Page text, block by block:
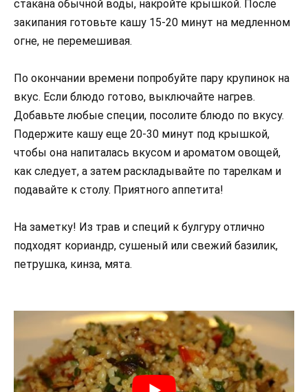
стакана обычной воды, накройте крышкой. После
закипания готовьте кашу 15-20 минут на медленном
огне, не перемешивая.
По окончании времени попробуйте пару крупинок на
вкус. Если блюдо готово, выключайте нагрев.
Добавьте любые специи, посолите блюдо по вкусу.
Подержите кашу еще 20-30 минут под крышкой,
чтобы она напиталась вкусом и ароматом овощей,
как следует, а затем раскладывайте по тарелкам и
подавайте к столу. Приятного аппетита!
На заметку! Из трав и специй к булгуру отлично
подходят кориандр, сушеный или свежий базилик,
петрушка, кинза, мята.